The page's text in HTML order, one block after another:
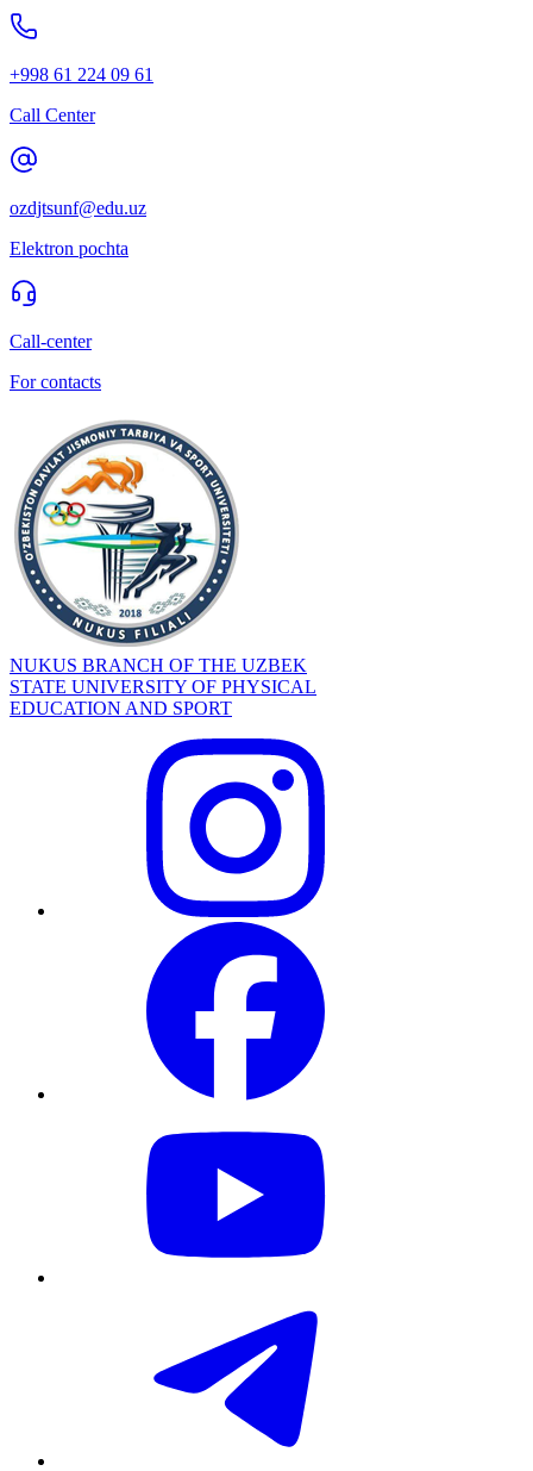
+998 61 224 09 61
Call Center
ozdjtsunf@edu.uz
Elektron pochta
Call-center
For contacts
NUKUS BRANCH OF THE UZBEK
STATE UNIVERSITY OF PHYSICAL
EDUCATION AND SPORT